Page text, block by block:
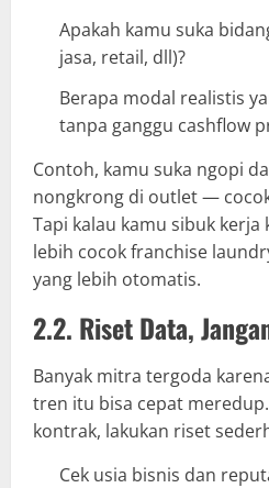
Apakah kamu suka
jasa, retail, dll)?
Berapa modal realistis
tanpa ganggu cashflow
Contoh, kamu suka ngopi
nongkrong di outlet —
Tapi kalau kamu sibuk
lebih cocok franchise
yang lebih otomatis.
2.2. Riset Data,
Banyak mitra tergoda
tren itu bisa cepat
kontrak, lakukan riset
Cek usia bisnis dan